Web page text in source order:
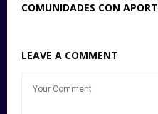
COMUNIDADES CON
LEAVE A COMMENT